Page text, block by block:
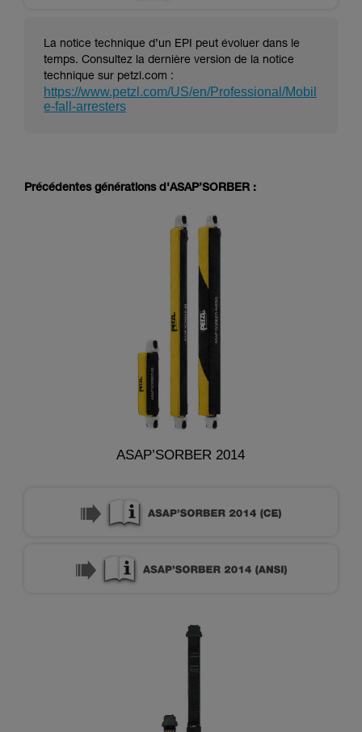
La notice technique d’un EPI peut évoluer dans le
temps. Consultez la dernière version de la notice
technique sur petzl.com :
https://www.petzl.com/US/en/Professional/Mobil
e-fall-arresters
Précédentes générations d'ASAP’SORBER :
ASAP’SORBER 2014